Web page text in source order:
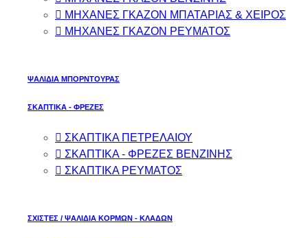
ΜΗΧΑΝΕΣ ΓΚΑΖΟΝ ΜΠΑΤΑΡΙΑΣ & ΧΕΙΡΟΣ
ΜΗΧΑΝΕΣ ΓΚΑΖΟΝ ΡΕΥΜΑΤΟΣ
ΨΑΛΙΔΙΑ ΜΠΟΡΝΤΟΥΡΑΣ
ΣΚΑΠΤΙΚΑ - ΦΡΕΖΕΣ
ΣΚΑΠΤΙΚΑ ΠΕΤΡΕΛΑΙΟΥ
ΣΚΑΠΤΙΚΑ - ΦΡΕΖΕΣ ΒΕΝΖΙΝΗΣ
ΣΚΑΠΤΙΚΑ ΡΕΥΜΑΤΟΣ
ΣΧΙΣΤΕΣ / ΨΑΛΙΔΙΑ ΚΟΡΜΩΝ - ΚΛΑΔΩΝ